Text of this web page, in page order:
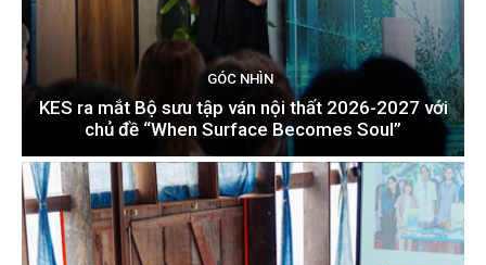
GÓC NHÌN
KES ra mắt Bộ sưu tập ván nội thất 2026-2027 với
chủ đề “When Surface Becomes Soul”